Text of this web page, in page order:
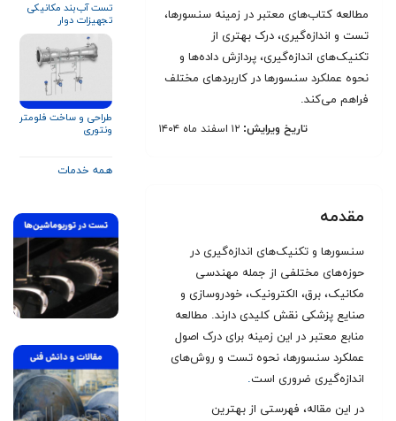
مطالعه کتاب‌های معتبر در زمینه سنسورها،
تست و اندازه‌گیری، درک بهتری از
تکنیک‌های اندازه‌گیری، پردازش داده‌ها و
نحوه عملکرد سنسورها در کاربردهای مختلف
فراهم می‌کند.
تاریخ ویرایش: ۱۲ اسفند ماه ۱۴۰۴
مقدمه
سنسورها و تکنیک‌های اندازه‌گیری در
حوزه‌های مختلفی از جمله مهندسی
مکانیک، برق، الکترونیک، خودروسازی و
صنایع پزشکی نقش کلیدی دارند. مطالعه
منابع معتبر در این زمینه برای درک اصول
عملکرد سنسورها، نحوه تست و روش‌های
اندازه‌گیری ضروری است.
در این مقاله، فهرستی از بهترین
تست آب‌بند مکانیکی
تجهیزات دوار
طراحی و ساخت فلومتر
ونتوری
همه خدمات